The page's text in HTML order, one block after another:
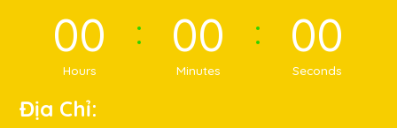
00
Hours
00
Minutes
00
Seconds
Địa Chỉ: